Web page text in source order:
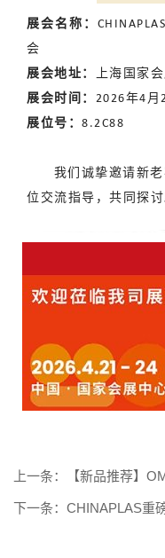
展会名称：
会
展会地址：
上海国家
展会时间： 2026年4月
展位号： 8.2C88
我们诚挚邀请新
位交流指导，共同探
上一条：【新品推荐】
护航高分子材料稳定加工
下一条：CHINAPLAS重